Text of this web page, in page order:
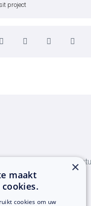
project
met het gebruik van×
maakt
cookies om uw